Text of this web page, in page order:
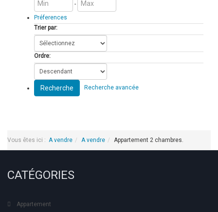
-
Préferences
Trier par:
Ordre:
Recherche Recherche avancée
Vous êtes ici : A vendre A vendre Appartement 2 chambres.
CATÉGORIES
Appartement